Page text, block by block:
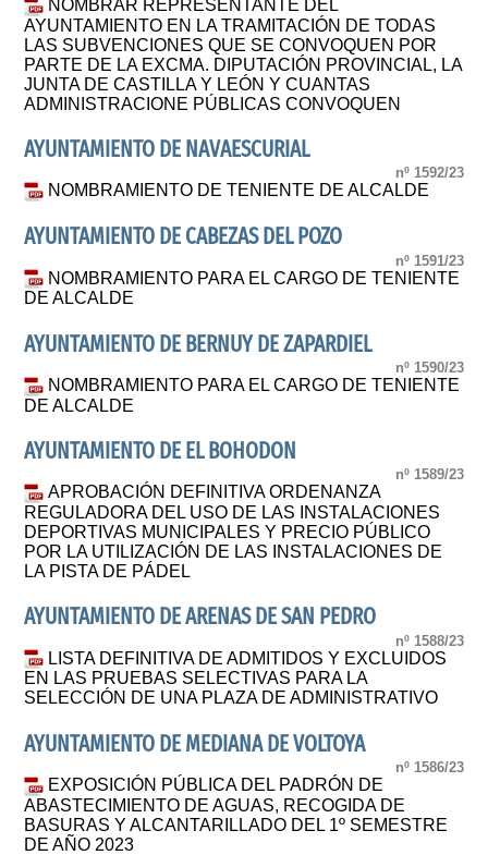
NOMBRAR REPRESENTANTE DEL
AYUNTAMIENTO EN LA TRAMITACIÓN DE TODAS
LAS SUBVENCIONES QUE SE CONVOQUEN POR
PARTE DE LA EXCMA. DIPUTACIÓN PROVINCIAL, LA
JUNTA DE CASTILLA Y LEÓN Y CUANTAS
ADMINISTRACIONE PÚBLICAS CONVOQUEN
AYUNTAMIENTO DE NAVAESCURIAL
nº 1592/23
NOMBRAMIENTO DE TENIENTE DE ALCALDE
AYUNTAMIENTO DE CABEZAS DEL POZO
nº 1591/23
NOMBRAMIENTO PARA EL CARGO DE TENIENTE
DE ALCALDE
AYUNTAMIENTO DE BERNUY DE ZAPARDIEL
nº 1590/23
NOMBRAMIENTO PARA EL CARGO DE TENIENTE
DE ALCALDE
AYUNTAMIENTO DE EL BOHODON
nº 1589/23
APROBACIÓN DEFINITIVA ORDENANZA
REGULADORA DEL USO DE LAS INSTALACIONES
DEPORTIVAS MUNICIPALES Y PRECIO PÚBLICO
POR LA UTILIZACIÓN DE LAS INSTALACIONES DE
LA PISTA DE PÁDEL
AYUNTAMIENTO DE ARENAS DE SAN PEDRO
nº 1588/23
LISTA DEFINITIVA DE ADMITIDOS Y EXCLUIDOS
EN LAS PRUEBAS SELECTIVAS PARA LA
SELECCIÓN DE UNA PLAZA DE ADMINISTRATIVO
AYUNTAMIENTO DE MEDIANA DE VOLTOYA
nº 1586/23
EXPOSICIÓN PÚBLICA DEL PADRÓN DE
ABASTECIMIENTO DE AGUAS, RECOGIDA DE
BASURAS Y ALCANTARILLADO DEL 1º SEMESTRE
DE AÑO 2023